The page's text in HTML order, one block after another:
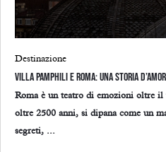
Destinazione
Villa Pamphili e Roma: una storia
Roma è un teatro di emozioni oltre
oltre 2500 anni, si dipana come un
segreti, ...